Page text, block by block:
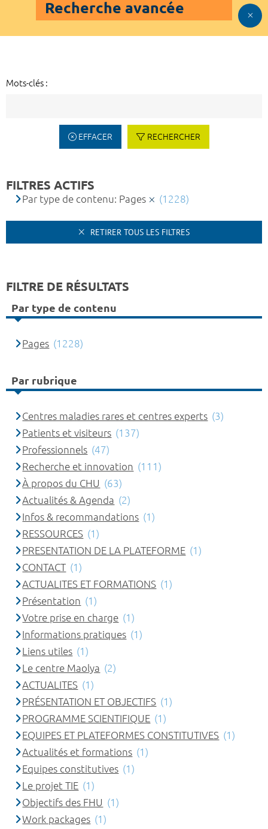
Recherche avancée
Mots-clés :
EFFACER RECHERCHER
FILTRES ACTIFS
Par type de contenu: Pages (1228)
RETIRER TOUS LES FILTRES
FILTRE DE RÉSULTATS
Par type de contenu
Pages (1228)
Par rubrique
Centres maladies rares et centres experts (3)
Patients et visiteurs (137)
Professionnels (47)
Recherche et innovation (111)
À propos du CHU (63)
Actualités & Agenda (2)
Infos & recommandations (1)
RESSOURCES (1)
PRESENTATION DE LA PLATEFORME (1)
CONTACT (1)
ACTUALITES ET FORMATIONS (1)
Présentation (1)
Votre prise en charge (1)
Informations pratiques (1)
Liens utiles (1)
Le centre Maolya (2)
ACTUALITES (1)
PRÉSENTATION ET OBJECTIFS (1)
PROGRAMME SCIENTIFIQUE (1)
EQUIPES ET PLATEFORMES CONSTITUTIVES (1)
Actualités et formations (1)
Equipes constitutives (1)
Le projet TIE (1)
Objectifs des FHU (1)
Work packages (1)